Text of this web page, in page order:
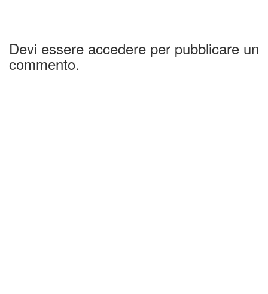
Devi essere accedere per pubblicare un
commento.